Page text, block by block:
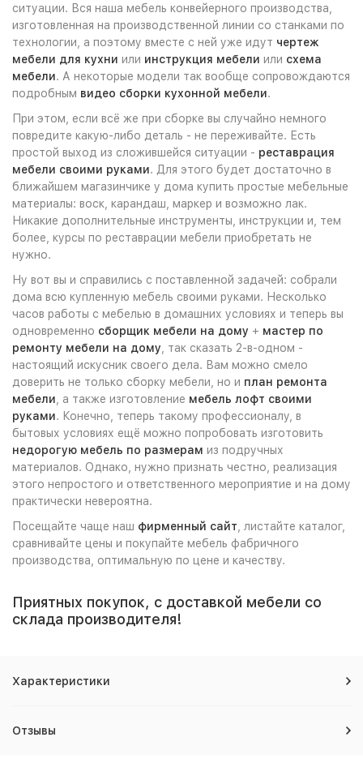
ситуации. Вся наша мебель конвейерного производства,
изготовленная на производственной линии со станками по
технологии, а поэтому вместе с ней уже идут чертеж
мебели для кухни или инструкция мебели или схема
мебели. А некоторые модели так вообще сопровождаются
подробным видео сборки кухонной мебели.
При этом, если всё же при сборке вы случайно немного
повредите какую-либо деталь - не переживайте. Есть
простой выход из сложившейся ситуации - реставрация
мебели своими руками. Для этого будет достаточно в
ближайшем магазинчике у дома купить простые мебельные
материалы: воск, карандаш, маркер и возможно лак.
Никакие дополнительные инструменты, инструкции и, тем
более, курсы по реставрации мебели приобретать не
нужно.
Ну вот вы и справились с поставленной задачей: собрали
дома всю купленную мебель своими руками. Несколько
часов работы с мебелью в домашних условиях и теперь вы
одновременно сборщик мебели на дому + мастер по
ремонту мебели на дому , так сказать 2-в-одном -
настоящий искусник своего дела. Вам можно смело
доверить не только сборку мебели, но и план ремонта
мебели , а также изготовление мебель лофт своими
руками. Конечно, теперь такому профессионалу, в
бытовых условиях ещё можно попробовать изготовить
недорогую мебель по размерам из подручных
материалов. Однако, нужно признать честно, реализация
этого непростого и ответственного мероприятие и на дому
практически невероятна.
Посещайте чаще наш фирменный сайт , листайте каталог,
сравнивайте цены и покупайте мебель фабричного
производства, оптимальную по цене и качеству.
Приятных покупок, с доставкой мебели со
склада производителя!
Характеристики
Отзывы